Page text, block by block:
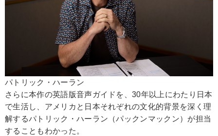
パトリック・ハーラン
さらに本作の英語版音声ガイドを、30年以上にわたり日本
で生活し、アメリカと日本それぞれの文化的背景を深く理
解するパトリック・ハーラン（パックンマックン）が担当
することもわかった。